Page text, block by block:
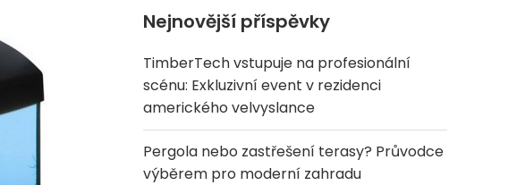
Nejnovější příspěvky
TimberTech vstupuje na profesionální
scénu: Exkluzivní event v rezidenci
amerického velvyslance
Pergola nebo zastřešení terasy? Průvodce
výběrem pro moderní zahradu